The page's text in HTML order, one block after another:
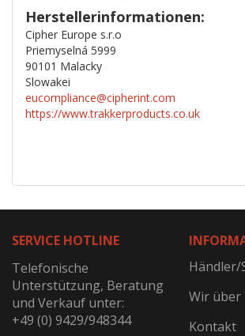
Herstellerinformationen:
Cipher Europe s.r.o
Priemyselná 5999
90101 Malacky
Slowakei
eucompliance@cipherint.com
https://www.trakkerproducts.co.uk
SERVICE HOTLINE
Telefonische
Unterstützung, Beratung
und Verkauf unter:
+49 (0) 9429/948344
Händler/
Wir über
Kontakt